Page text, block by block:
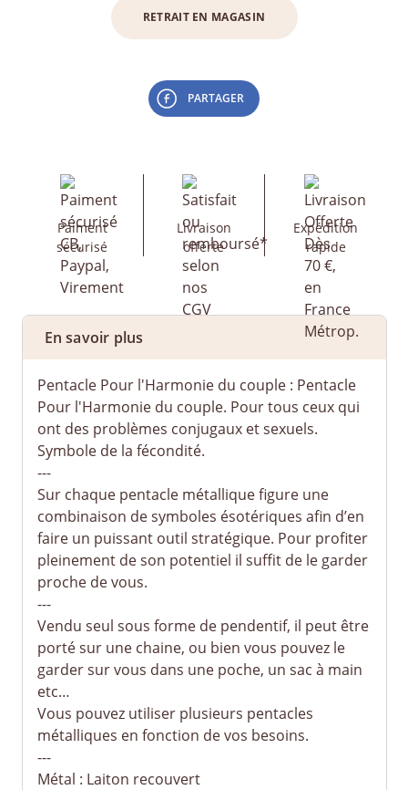
RETRAIT EN MAGASIN
PARTAGER
Paiment
sécurisé
Livraison
offerte
Expédition
rapide
En savoir plus
Pentacle Pour l'Harmonie du couple : Pentacle
Pour l'Harmonie du couple. Pour tous ceux qui
ont des problèmes conjugaux et sexuels.
Symbole de la fécondité.
---
Sur chaque pentacle métallique figure une
combinaison de symboles ésotériques afin d’en
faire un puissant outil stratégique. Pour profiter
pleinement de son potentiel il suffit de le garder
proche de vous.
---
Vendu seul sous forme de pendentif, il peut être
porté sur une chaine, ou bien vous pouvez le
garder sur vous dans une poche, un sac à main
etc…
Vous pouvez utiliser plusieurs pentacles
métalliques en fonction de vos besoins.
---
Métal : Laiton recouvert